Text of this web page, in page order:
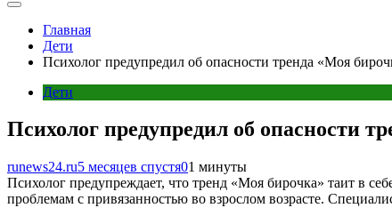
Главная
Дети
Психолог предупредил об опасности тренда «Моя
Дети
Психолог предупредил об опасности
runews24.ru5 месяцев спустя01 минуты
Психолог предупреждает, что тренд «Моя бирочка» таит в
проблемам с привязанностью во взрослом возрасте.